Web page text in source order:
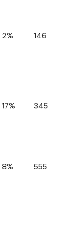
2% 146
17% 345
8% 555